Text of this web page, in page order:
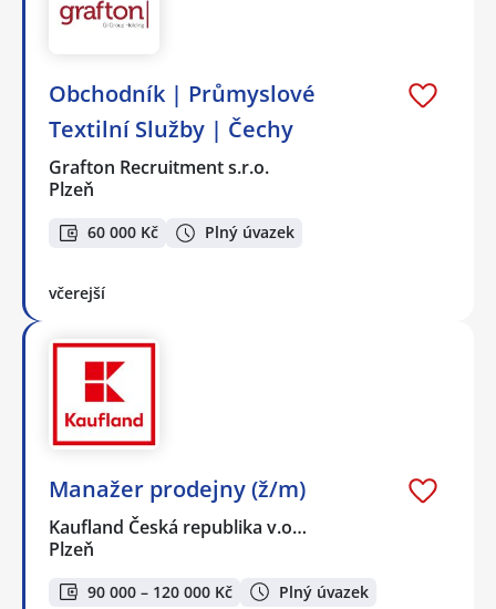
Obchodník | Průmyslové
Textilní Služby | Čechy
Grafton Recruitment s.r.o.
Plzeň
60 000 Kč Plný úvazek
včerejší
Manažer prodejny (ž/m)
Kaufland Česká republika v.o…
Plzeň
90 000 – 120 000 Kč Plný úvazek